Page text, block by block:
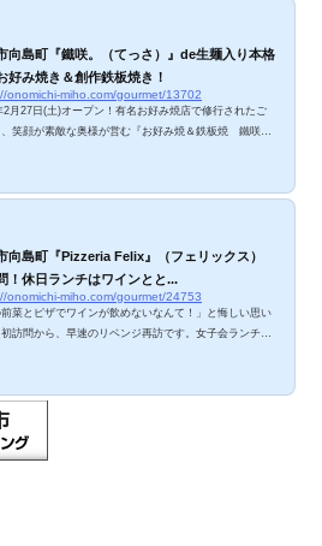
向島町『鐵咲。（てっさ）』de生麺入り本格
好み焼き＆創作鉄板焼き！
onomichi-miho.com/gourmet/13702
2月27日(土)オープン！有名お好み焼店で修行されたご
笑顔が素敵な奥様が営む『お好み焼＆鉄板焼 鐵咲。
わり蒸されたキャベツと一枚ごとに茹であげる生麺が
咲。のメニューは？ オススメの「鐵咲。焼」は、肉
・いか天・チーズ・大葉入りで1,000円。大葉いいわ
、海鮮焼、スタミナ焼、さわやかネギマヨ、...
向島町『Pizzeria Felix』（フェリックス）
！休日ランチはワインとと...
onomichi-miho.com/gourmet/24753
前菜とピザでワインが飲めないなんて！」と悔しい思い
初訪問から、早速のリベンジ再訪です。女子会ランチ＆
のに連日連夜大人気で、予約しないと入れない人気店
てます。ワインとともに楽しんだ再訪問ランチ、ご紹
すね。 Pizzeria Felixのランチメニューは？ 基本のラン
は、1,450円。・前菜盛合せ・ピッツァorパスタ・ド